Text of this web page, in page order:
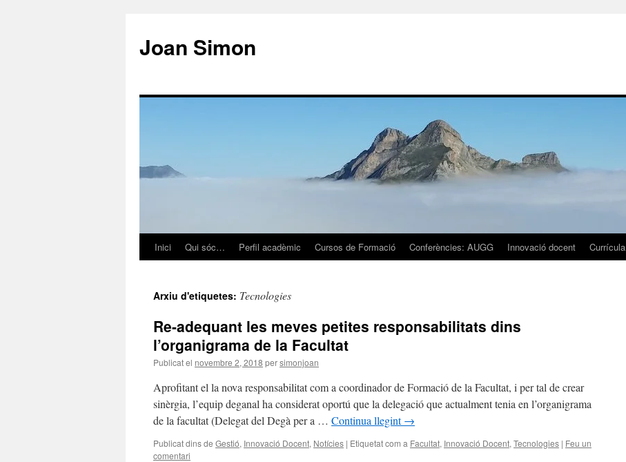
contingut
Joan Simon
Inici Qui sóc… Perfil acadèmic Cursos de Formació Conferències: AUGG Innovació docent Currícula
Arxiu d'etiquetes: Tecnologies
Re-adequant les meves petites responsabilitats dins
l’organigrama de la Facultat
Publicat el novembre 2, 2018 persimonjoan
Aprofitant el la nova responsabilitat com a coordinador de Formació de la Facultat, i per tal de crear
sinèrgia, l’equip deganal ha considerat oportú que la delegació que actualment tenia en l’organigrama
de la facultat (Delegat del Degà per a … Continua llegint→
Publicat dins de Gestió, Innovació Docent, Notícies | Etiquetat com a Facultat, Innovació Docent, Tecnologies | Feu un
comentari